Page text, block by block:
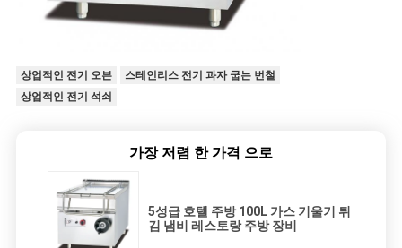
상업적인 전기 오븐
스테인리스 전기 과자 굽는 번철
상업적인 전기 석쇠
가장 저렴 한 가격 으로
5성급 호텔 주방 100L 가스 기울기 튀
김 냄비 레스토랑 주방 장비